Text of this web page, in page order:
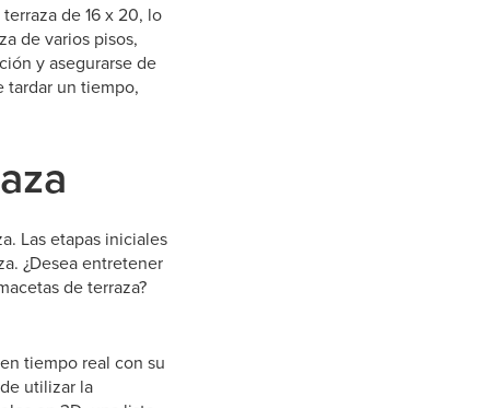
de 16 x 20, lo
de varios pisos,
y asegurarse de
tardar un tiempo,
Las etapas iniciales
¿Desea entretener
de terraza?
tiempo real con su
utilizar la